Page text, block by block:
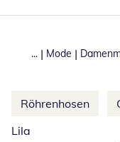
... | Mode |
Weitere Kategorien
Röhrenhosen
Lila